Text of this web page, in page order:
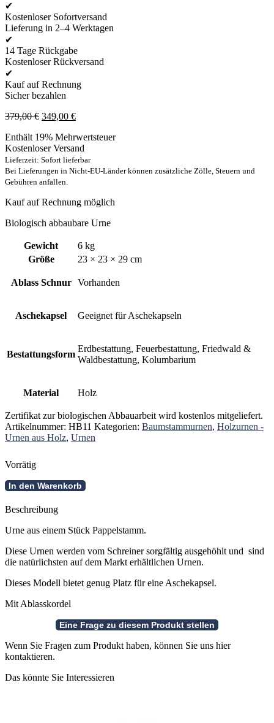
✔
Kostenloser Sofortversand
Lieferung in 2–4 Werktagen
✔
14 Tage Rückgabe
Kostenloser Rückversand
✔
Kauf auf Rechnung
Sicher bezahlen
379,00€ Ursprünglicher
war:
379,00 €
349,00 €Aktueller
ist:
349,00 €.
Enthält 19% Mehrwertsteuer
Kostenloser Versand
Lieferzeit: Sofort lieferbar
Bei Lieferungen in Nicht-EU-Länder können zusätzliche Zölle, Steuern und
Gebühren anfallen.
Kauf auf Rechnung möglich
Biologisch abbaubare Urne
Gewicht
6 kg
Größe
23 × 23 × 29 cm
Ablass Schnur Vorhanden
Aschekapsel Geeignet für Aschekapseln
Bestattungsform
Erdbestattung, Feuerbestattung, Friedwald &
Waldbestattung, Kolumbarium
Material Holz
Zertifikat zur biologischen Abbauarbeit wird kostenlos mitgeliefert.
Artikelnummer: HB11 Kategorien: Baumstammurnen, Holzurnen -
Urnen aus Holz, Urnen
Vorrätig
Baumstammurne
passend
Aschekapsel
In den Warenkorb
Beschreibung
Urne aus einem Stück Pappelstamm.
Diese Urnen werden vom Schreiner sorgfältig ausgehöhlt und sind
die natürlichsten auf dem Markt erhältlichen Urnen.
Dieses Modell bietet genug Platz für eine Aschekapsel.
Mit Ablasskordel
Wenn Sie Fragen zum Produkt haben, können Sie uns hier
kontaktieren.
Das könnte Sie Interessieren